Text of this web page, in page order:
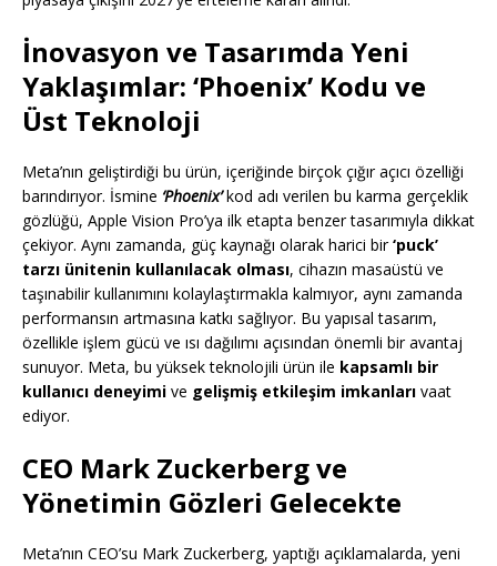
İnovasyon ve Tasarımda Yeni
Yaklaşımlar: ‘Phoenix’ Kodu ve
Üst Teknoloji
Meta’nın geliştirdiği bu ürün, içeriğinde birçok çığır açıcı özelliği
barındırıyor. İsmine ‘Phoenix’kod adı verilen bu karma gerçeklik
gözlüğü, Apple Vision Pro’ya ilk etapta benzer tasarımıyla dikkat
çekiyor. Aynı zamanda, güç kaynağı olarak harici bir‘puck’
tarzı ünitenin kullanılacak olması, cihazın masaüstü ve
taşınabilir kullanımını kolaylaştırmakla kalmıyor, aynı zamanda
performansın artmasına katkı sağlıyor. Bu yapısal tasarım,
özellikle işlem gücü ve ısı dağılımı açısından önemli bir avantaj
sunuyor. Meta, bu yüksek teknolojili ürün ile kapsamlı bir
kullanıcı deneyimi ve gelişmiş etkileşim imkanları vaat
ediyor.
CEO Mark Zuckerberg ve
Yönetimin Gözleri Gelecekte
Meta’nın CEO’su Mark Zuckerberg, yaptığı açıklamalarda, yeni